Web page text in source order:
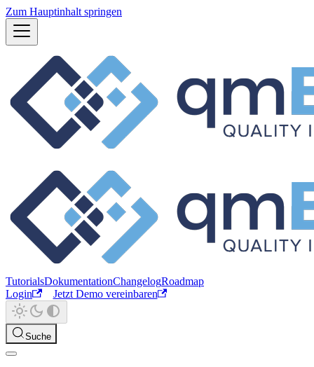
Zum Hauptinhalt springen
TutorialsDokumentationChangelogRoadmap
Login
Jetzt Demo vereinbaren
Suche